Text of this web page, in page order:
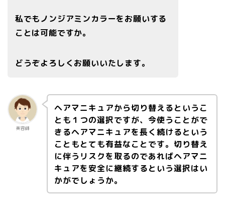
私でもノンジアミンカラーをお願いする
ことは可能ですか。
どうぞよろしくお願いいたします。
美容師
ヘアマニキュアから切り替えるというこ
とも１つの選択ですが、今使うことがで
きるヘアマニキュアを長く続けるという
こともとても有益なことです。切り替え
に伴うリスクを取るのであればヘアマニ
キュアを安全に継続するという選択はい
かがでしょうか。